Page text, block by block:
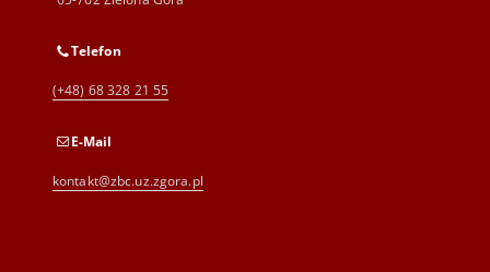
Telefon
(+48) 68 328 21 55
E-Mail
kontakt@zbc.uz.zgora.pl